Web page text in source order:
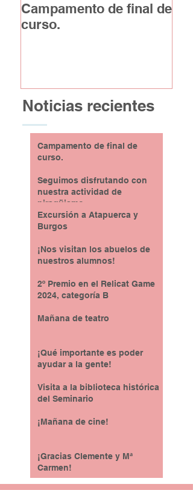
Campamento de final de
curso.
Noticias recientes
Campamento de final de
curso.
Seguimos disfrutando con
nuestra actividad de
piragüismo
Excursión a Atapuerca y
Burgos
¡Nos visitan los abuelos de
nuestros alumnos!
2º Premio en el Relicat Game
2024, categoría B
Mañana de teatro
¡Qué importante es poder
ayudar a la gente!
Visita a la biblioteca histórica
del Seminario
¡Mañana de cine!
¡Gracias Clemente y Mª
Carmen!